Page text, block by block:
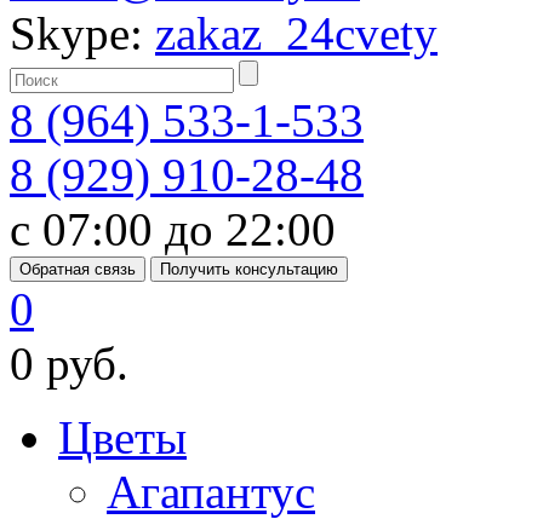
Skype: zakaz_24cvety
8 (964) 533-1-533
8 (929) 910-28-48
с 07:00 до 22:00
Обратная связь Получить консультацию
0
0 руб.
Цветы
Агапантус